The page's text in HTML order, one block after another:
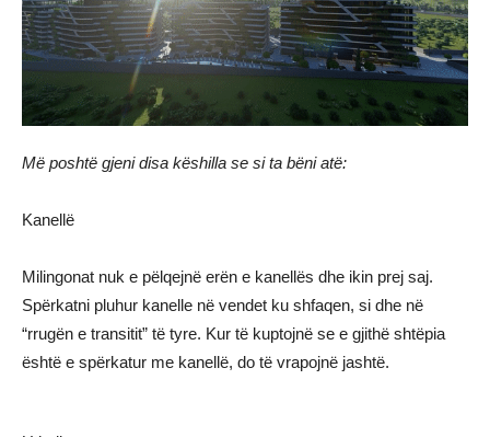
Më poshtë gjeni disa këshilla se si ta bëni atë:
Kanellë
Milingonat nuk e pëlqejnë erën e kanellës dhe ikin prej saj.
Spërkatni pluhur kanelle në vendet ku shfaqen, si dhe në
“rrugën e transitit” të tyre. Kur të kuptojnë se e gjithë shtëpia
është e spërkatur me kanellë, do të vrapojnë jashtë.